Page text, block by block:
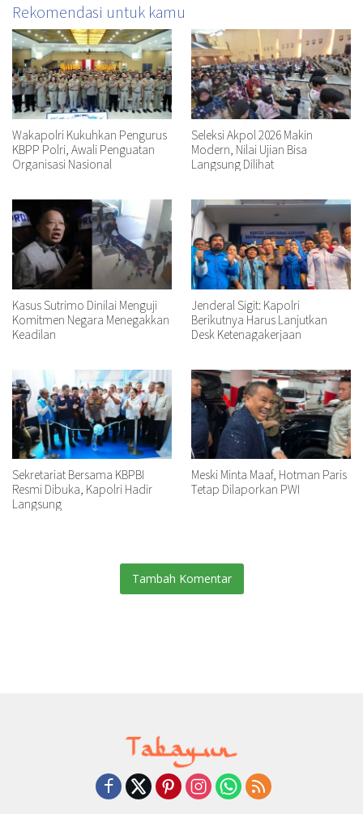
Rekomendasi untuk kamu
Wakapolri Kukuhkan Pengurus
KBPP Polri, Awali Penguatan
Organisasi Nasional
Seleksi Akpol 2026 Makin
Modern, Nilai Ujian Bisa
Langsung Dilihat
Kasus Sutrimo Dinilai Menguji
Komitmen Negara Menegakkan
Keadilan
Jenderal Sigit: Kapolri
Berikutnya Harus Lanjutkan
Desk Ketenagakerjaan
Sekretariat Bersama KBPBI
Resmi Dibuka, Kapolri Hadir
Langsung
Meski Minta Maaf, Hotman Paris
Tetap Dilaporkan PWI
Tambah Komentar